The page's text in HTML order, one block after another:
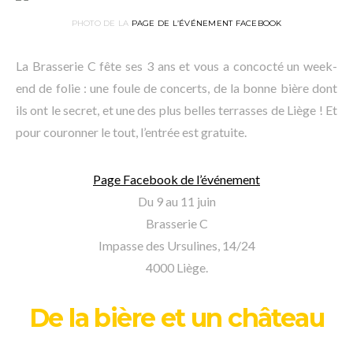
PHOTO DE LA PAGE DE L’ÉVÉNEMENT FACEBOOK
La Brasserie C fête ses 3 ans et vous a concocté un week-
end de folie : une foule de concerts, de la bonne bière dont
ils ont le secret, et une des plus belles terrasses de Liège ! Et
pour couronner le tout, l’entrée est gratuite.
Page Facebook de l’événement
Du 9 au 11 juin
Brasserie C
Impasse des Ursulines, 14/24
4000 Liège.
De la bière et un château